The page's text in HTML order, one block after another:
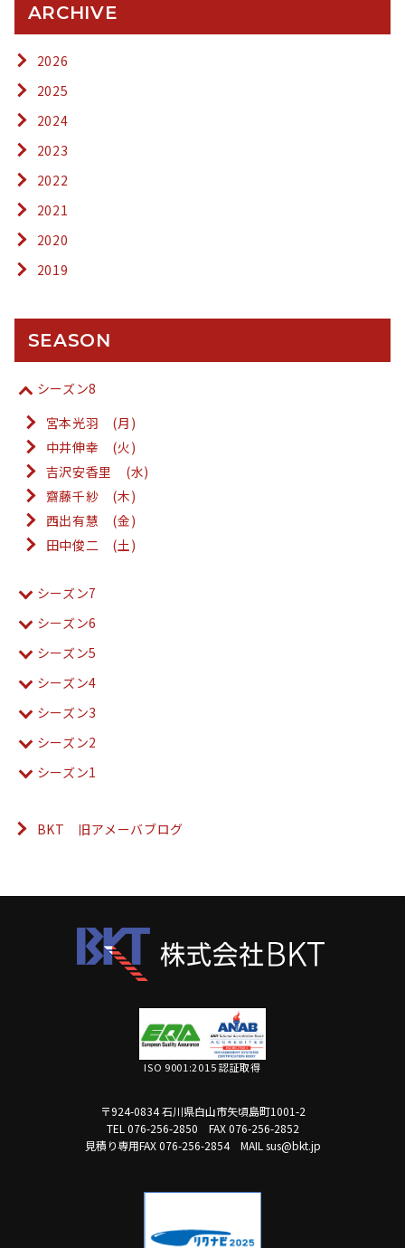
ARCHIVE
2026
2025
2024
2023
2022
2021
2020
2019
SEASON
シーズン8
宮本光羽 (月)
中井伸幸 (火)
吉沢安香里 (水)
齋藤千紗 (木)
西出有慧 (金)
田中俊二 (土)
シーズン7
シーズン6
シーズン5
シーズン4
シーズン3
シーズン2
シーズン1
BKT 旧アメーバブログ
ISO 9001:2015 認証取得
〒924-0834 石川県白山市矢頃島町1001-2
TEL 076-256-2850
FAX 076-256-2852
見積り専用FAX 076-256-2854
MAIL sus@bkt.jp